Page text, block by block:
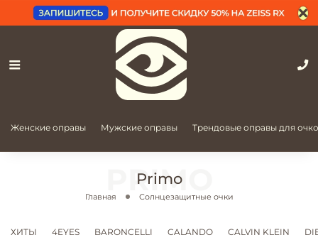
Женские оправы Мужские оправы Трендовые оправы для
Primo
Главная Солнцезащитные очки
ХИТЫ 4EYES BARONCELLI CALANDO CALVIN KLEIN